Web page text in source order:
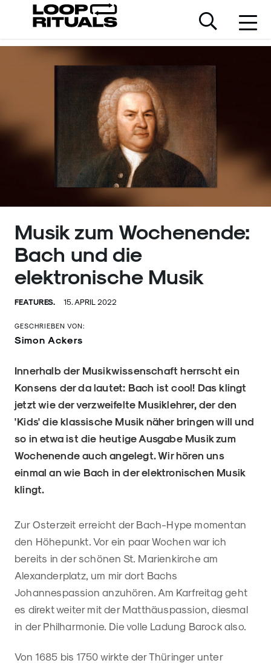
Musik zum Wochenende:
Bach und die
elektronische Musik
FEATURES. 15. APRIL 2022
GESCHRIEBEN VON:
Simon Ackers
Innerhalb der Musikwissenschaft herrscht ein
Konsens der da lautet: Bach ist cool! Das klingt
jetzt wie der verzweifelte Musiklehrer, der den
'Kids' die klassische Musik näher bringen will und
so in etwa ist die heutige Ausgabe Musik zum
Wochenende auch angelegt. Wir hören uns
einmal an wie Bach in der elektronischen Musik
klingt.
Zur Osterzeit erreicht der Bach-Hype momentan
den Höhepunkt. Vor ein paar Wochen war ich
bereits in der schönen St. Marienkirche am
Alexanderplatz, um mir dort Bachs
Johannespassion anzuhören. Am Karfreitag geht
es direkt weiter mit der Matthäuspassion, diesmal
in der Philharmonie. Die volle Ladung Barock also.
Von 1685 bis 1750 wirkte der Thüringer unter